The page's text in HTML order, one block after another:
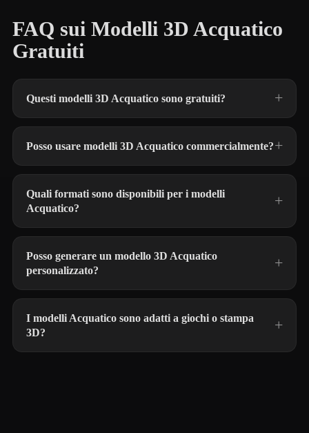
FAQ sui Modelli 3D Acquatico
Gratuiti
Questi modelli 3D Acquatico sono gratuiti?
Posso usare modelli 3D Acquatico commercialmente?
Quali formati sono disponibili per i modelli
Acquatico?
Posso generare un modello 3D Acquatico
personalizzato?
I modelli Acquatico sono adatti a giochi o stampa
3D?